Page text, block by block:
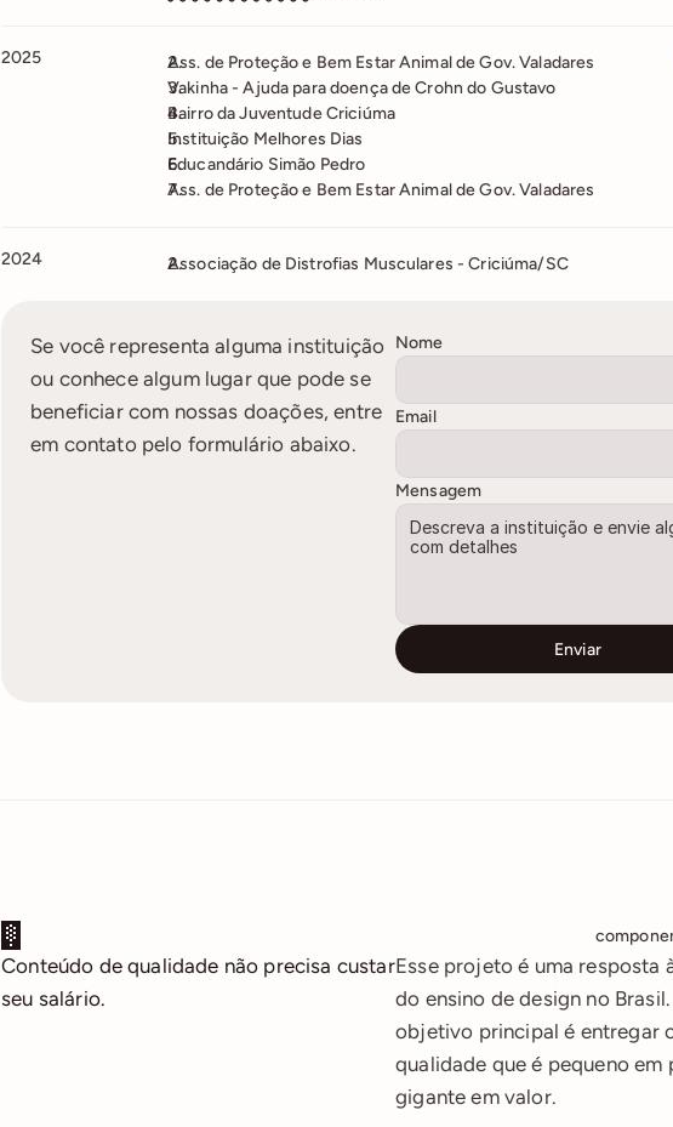
2025
Ass. de Proteção e Bem Estar Animal de Gov. Valadares
Vakinha - Ajuda para doença de Crohn do Gustavo
Bairro da Juventude Criciúma
Instituição Melhores Dias
Educandário Simão Pedro
Ass. de Proteção e Bem Estar Animal de Gov. Valadares
2024 Associação de Distrofias Musculares - Criciúma/SC
Se você representa alguma instituição
ou conhece algum lugar que pode se
beneficiar com nossas doações, entre
em contato pelo formulário abaixo.
Nome
Email
Mensagem
Enviar
Conteúdo de qualidade não precisa custar
seu salário.
Esse projeto é uma resposta
do ensino de design no
objetivo principal é entregar
qualidade que é pequeno em
gigante em valor.